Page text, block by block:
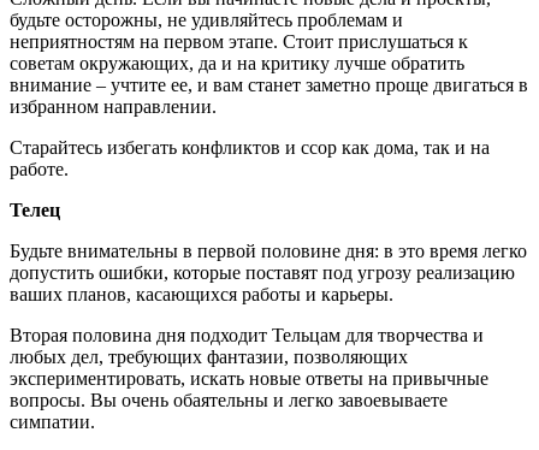
будьте осторожны, не удивляйтесь проблемам и
неприятностям на первом этапе. Стоит прислушаться к
советам окружающих, да и на критику лучше обратить
внимание – учтите ее, и вам станет заметно проще двигаться в
избранном направлении.
Старайтесь избегать конфликтов и ссор как дома, так и на
работе.
Телец
Будьте внимательны в первой половине дня: в это время легко
допустить ошибки, которые поставят под угрозу реализацию
ваших планов, касающихся работы и карьеры.
Вторая половина дня подходит Тельцам для творчества и
любых дел, требующих фантазии, позволяющих
экспериментировать, искать новые ответы на привычные
вопросы. Вы очень обаятельны и легко завоевываете
симпатии.